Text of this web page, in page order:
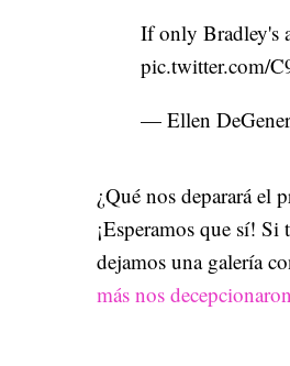
If only Bradley's
pic.twitter.com/
— Ellen
¿Qué nos deparará el
¡Esperamos que sí!
dejamos una galería
más nos decepcionaron